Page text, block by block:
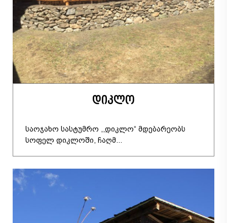
დიკლო
საოჯახო სასტუმრო ,,დიკლო“ მდებარეობს
სოფელ დიკლოში, ჩაღმ...